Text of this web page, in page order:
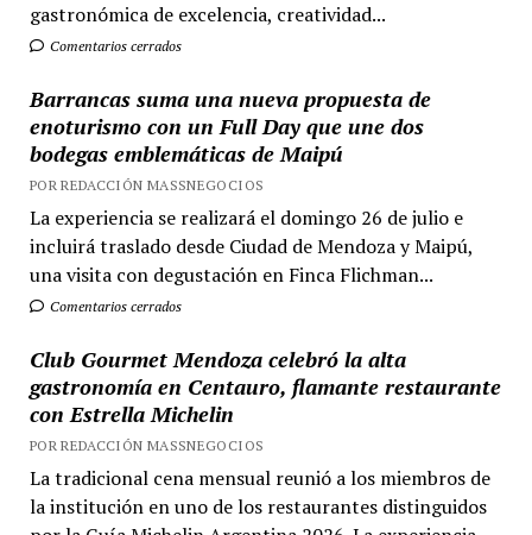
gastronómica de excelencia, creatividad...
Comentarios cerrados
Barrancas suma una nueva propuesta de
enoturismo con un Full Day que une dos
bodegas emblemáticas de Maipú
POR REDACCIÓN MASSNEGOCIOS
La experiencia se realizará el domingo 26 de julio e
incluirá traslado desde Ciudad de Mendoza y Maipú,
una visita con degustación en Finca Flichman...
Comentarios cerrados
Club Gourmet Mendoza celebró la alta
gastronomía en Centauro, flamante restaurante
con Estrella Michelin
POR REDACCIÓN MASSNEGOCIOS
La tradicional cena mensual reunió a los miembros de
la institución en uno de los restaurantes distinguidos